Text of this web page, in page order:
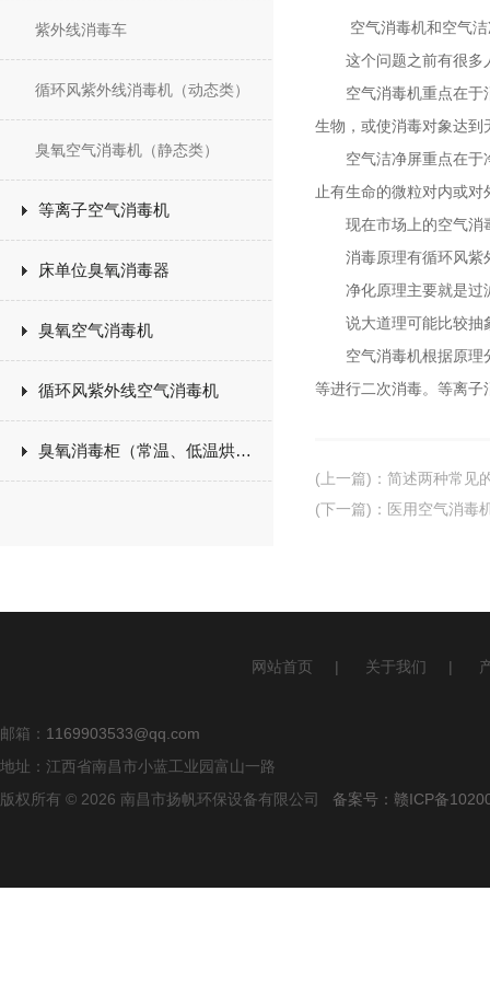
紫外线消毒车
循环风紫外线消毒机（动态类）
臭氧空气消毒机（静态类）
等离子空气消毒机
床单位臭氧消毒器
臭氧空气消毒机
循环风紫外线空气消毒机
臭氧消毒柜（常温、低温烘干）
空气消毒机和空气洁
这个问题之前有很多人
空气消毒机重点在于消
生物，或使消毒对象达
空气洁净屏重点在于净
止有生命的微粒对内或
现在市场上的空气消毒
消毒原理有循环风紫
净化原理主要就是过
说大道理可能比较抽象
空气消毒机根据原理分
等进行二次消毒。等离
(上一篇) ： 简述两种常见
(下一篇) ： 医用空气消毒
网站首页 | 关于我们 |
邮箱： 1169903533@qq.com
地址：江西省南昌市小蓝工业园富山一路
版权所有 © 2026 南昌市扬帆环保设备有限公司 备案号：赣ICP备